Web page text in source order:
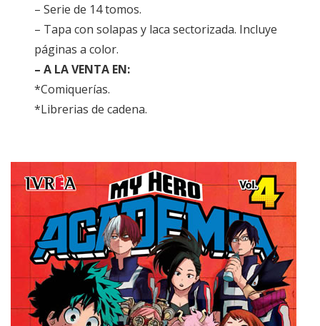
– Serie de 14 tomos.
– Tapa con solapas y laca sectorizada. Incluye
páginas a color.
– A LA VENTA EN:
*Comiquerías.
*Librerias de cadena.